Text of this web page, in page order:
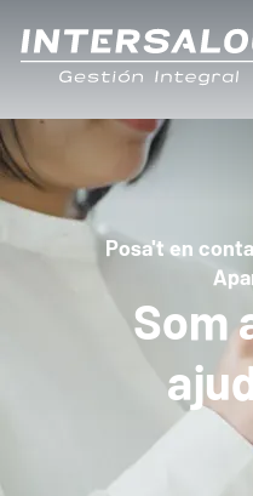
Posa't en
Som